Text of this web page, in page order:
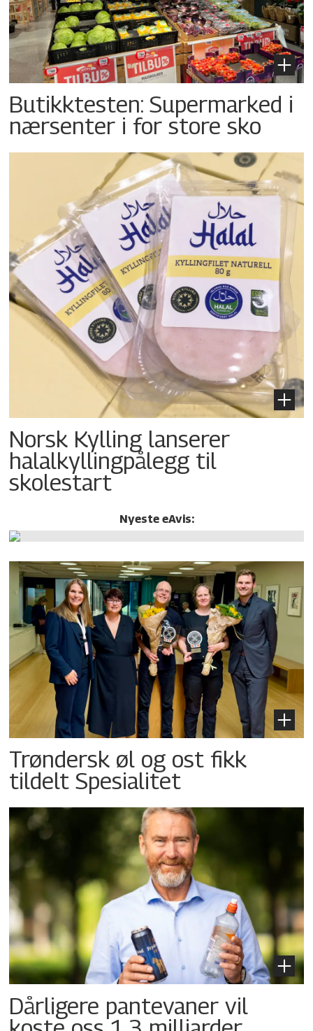
Butikktesten: Supermarked i
nærsenter i for store sko
Norsk Kylling lanserer
halalkylling­pålegg til
skolestart
Nyeste eAvis:
Trøndersk øl og ost fikk
tildelt Spesialitet
Dårligere pantevaner vil